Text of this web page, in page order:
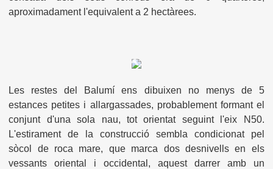
aproximadament l'equivalent a 2 hectàrees.
Les restes del Balumí ens dibuixen no menys de 5
estances petites i allargassades, probablement formant el
conjunt d'una sola nau, tot orientat seguint l'eix N50.
L'estirament de la construcció sembla condicionat pel
sòcol de roca mare, que marca dos desnivells en els
vessants oriental i occidental, aquest darrer amb un